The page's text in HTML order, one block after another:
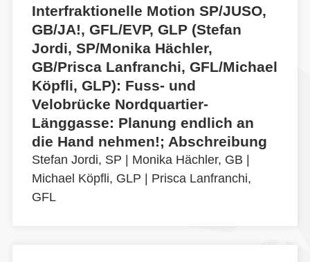
Interfraktionelle Motion SP/JUSO,
GB/JA!, GFL/EVP, GLP (Stefan
Jordi, SP/Monika Hächler,
GB/Prisca Lanfranchi, GFL/Michael
Köpfli, GLP): Fuss- und
Velobrücke Nordquartier-
Länggasse: Planung endlich an
die Hand nehmen!; Abschreibung
Stefan Jordi, SP Monika Hächler, GB
Michael Köpfli, GLP
Prisca Lanfranchi,
GFL